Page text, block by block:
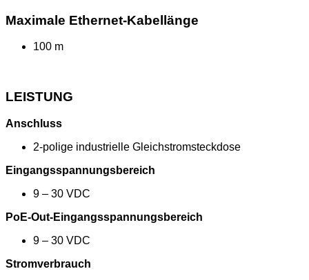
Maximale Ethernet-Kabellänge
100 m
LEISTUNG
Anschluss
2-polige industrielle Gleichstromsteckdose
Eingangsspannungsbereich
9 – 30 VDC
PoE-Out-Eingangsspannungsbereich
9 – 30 VDC
Stromverbrauch